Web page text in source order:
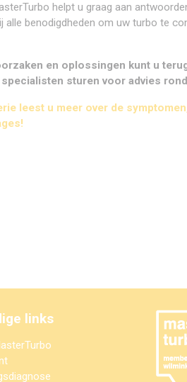
helpt u graag aan
alle benodigdheden om uw turbo te
en oplossingen kunt u
sturen voor advies
leest u meer over de
links